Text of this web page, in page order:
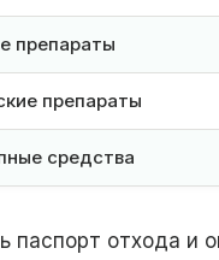
препараты
препараты
средства
паспорт отхода и